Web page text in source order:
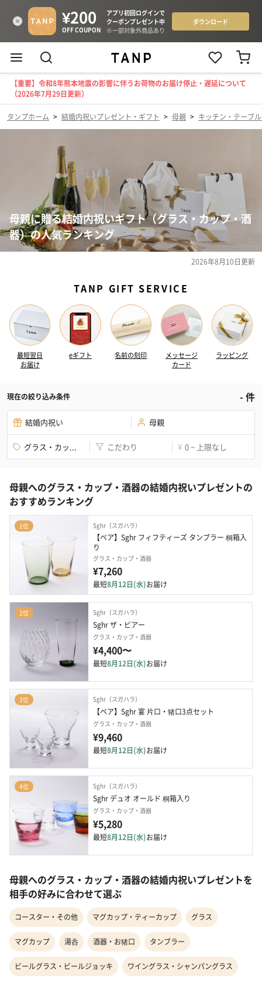
【重要】令和8年熊本地震の影響に伴うお荷物のお届け停止・遅延について
（2026年7月29日更新）
タンプホーム > 結婚内祝いプレゼント・ギフト > 母親 > キッチン・テーブ
母親に贈る結婚内祝いギフト（グラス・カップ・酒
器）の人気ランキング
2026年8月10日更新
TANP GIFT SERVICE
最短翌日
お届け
eギフト 名前の刻印
メッセージ
カード
ラッピング
現在の絞り込み条件 -件
結婚内祝い 母親
グラス・カッ... こだわり ¥ 0 ~ 上限なし
母親へのグラス・カップ・酒器の結婚内祝いプレゼントの
おすすめランキング
1位 Sghr（スガハラ）
【ペア】Sghr フィフティーズ タンブラー 桐箱入
り
グラス・カップ・酒器
¥7,260
最短8月12日(水)お届け
2位 Sghr（スガハラ）
Sghr ザ・ビアー
グラス・カップ・酒器
¥4,400〜
最短8月12日(水)お届け
3位 Sghr（スガハラ）
【ペア】Sghr 宴 片口・猪口3点セット
グラス・カップ・酒器
¥9,460
最短8月12日(水)お届け
4位 Sghr（スガハラ）
Sghr デュオ オールド 桐箱入り
グラス・カップ・酒器
¥5,280
最短8月12日(水)お届け
母親へのグラス・カップ・酒器の結婚内祝いプレゼントを
相手の好みに合わせて選ぶ
コースター・その他 マグカップ・ティーカップ グラス
マグカップ 湯呑 酒器・お猪口 タンブラー
ビールグラス・ビールジョッキ ワイングラス・シャンパングラス